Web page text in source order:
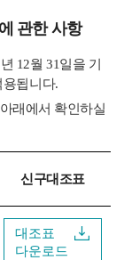
관한 사항
12월 31일을 기
용됩니다.
래에서 확인하실
신구대조표
대조표
다운로드